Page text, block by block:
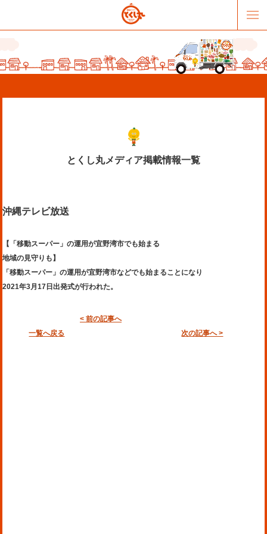
オススメリンク
お問合せ
とくし丸メディア掲載情報一覧
沖縄テレビ放送
【「移動スーパー」の運用が宜野湾市でも始まる
地域の見守りも】
「移動スーパー」の運用が宜野湾市などでも始まることになり
2021年3月17日出発式が行われた。
< 前の記事へ
一覧へ戻る
次の記事へ >